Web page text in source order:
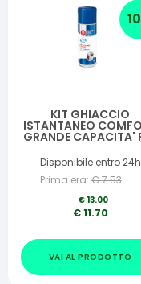
10
KIT GHIACCIO
ISTANTANEO
GRANDE CAPACITA'
Disponibile entro 24h
Prima era: €7.53
€13.00
€11.70
VAI AL PRODOTTO